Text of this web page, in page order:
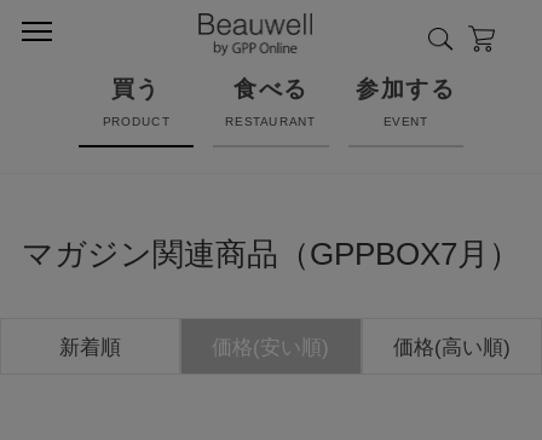
買う
PRODUCT
食べる
RESTAURANT
参加する
EVENT
マガジン関連商品（GPPBOX7月）
新着順 価格(安い順) 価格(高い順)